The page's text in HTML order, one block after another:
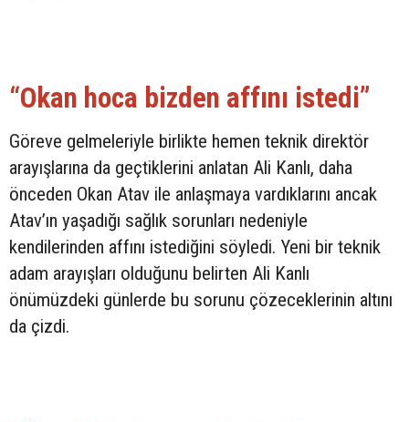
“Okan hoca bizden affını istedi”
Göreve gelmeleriyle birlikte hemen teknik direktör
arayışlarına da geçtiklerini anlatan Ali Kanlı, daha
önceden Okan Atav ile anlaşmaya vardıklarını ancak
Atav’ın yaşadığı sağlık sorunları nedeniyle
kendilerinden affını istediğini söyledi. Yeni bir teknik
adam arayışları olduğunu belirten Ali Kanlı
önümüzdeki günlerde bu sorunu çözeceklerinin altını
da çizdi.